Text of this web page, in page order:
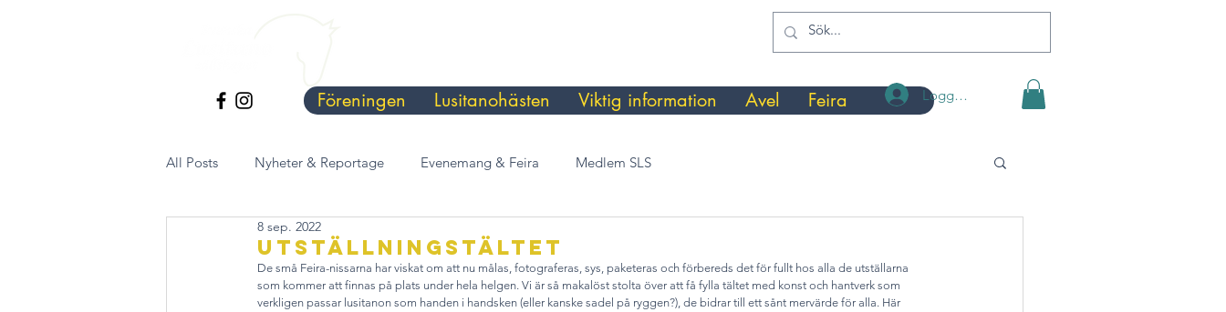
Föreningen Lusitanohästen Viktig information Avel Feira Logga in
All Posts Nyheter & Reportage Evenemang & Feira Medlem SLS
Utställningstältet
8 sep. 2022
De små Feira-nissarna har viskat om att nu målas, fotograferas, sys, paketeras och förbereds det för fullt hos alla de utställarna
som kommer att finnas på plats under hela helgen. Vi är så makalöst stolta över att få fylla tältet med konst och hantverk som
verkligen passar lusitanon som handen i handsken (eller kanske sadel på ryggen?), de bidrar till ett sånt mervärde för alla. Här